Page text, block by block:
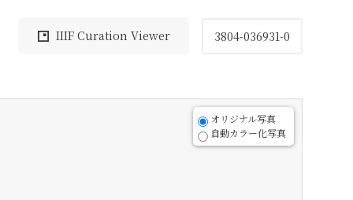
IIIF Curation Viewer 3804-036931-0
オリジナル写真
自動カラー化写真